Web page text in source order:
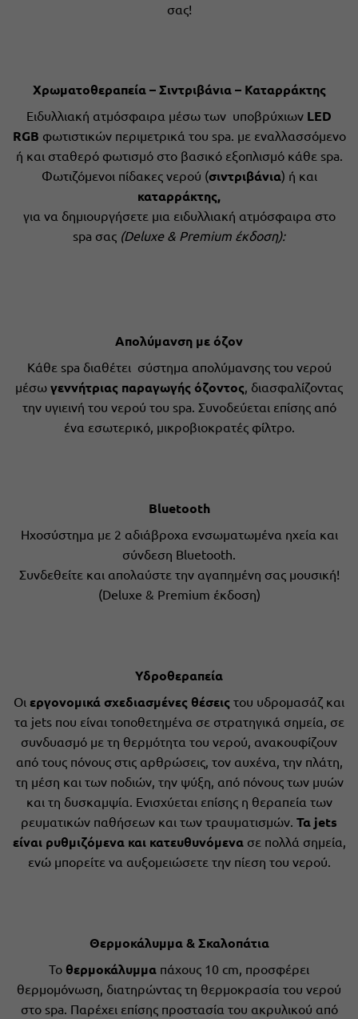
σας!
Χρωματοθεραπεία – Σιντριβάνια – Καταρράκτης
Ειδυλλιακή ατμόσφαιρα μέσω των υποβρύχιων LED
RGB φωτιστικών περιμετρικά του spa. με εναλλασσόμενο
ή και σταθερό φωτισμό στο βασικό εξοπλισμό κάθε spa.
Φωτιζόμενοι πίδακες νερού (σιντριβάνια) ή και
καταρράκτης,
για να δημιουργήσετε μια ειδυλλιακή ατμόσφαιρα στο
spa σας (Deluxe & Premium έκδοση):
Απολύμανση με όζον
Κάθε spa διαθέτει σύστημα απολύμανσης του νερού
μέσω γεννήτριας παραγωγής όζοντος, διασφαλίζοντας
την υγιεινή του νερού του spa. Συνοδεύεται επίσης από
ένα εσωτερικό, μικροβιοκρατές φίλτρο.
Bluetooth
Ηχοσύστημα με 2 αδιάβροχα ενσωματωμένα ηχεία και
σύνδεση Bluetooth.
Συνδεθείτε και απολαύστε την αγαπημένη σας μουσική!
(Deluxe & Premium έκδοση)
Υδροθεραπεία
Οι εργονομικά σχεδιασμένες θέσεις του υδρομασάζ και
τα jets που είναι τοποθετημένα σε στρατηγικά σημεία, σε
συνδυασμό με τη θερμότητα του νερού, ανακουφίζουν
από τους πόνους στις αρθρώσεις, τον αυχένα, την πλάτη,
τη μέση και των ποδιών, την ψύξη, από πόνους των μυών
και τη δυσκαμψία. Ενισχύεται επίσης η θεραπεία των
ρευματικών παθήσεων και των τραυματισμών. Τα jets
είναι ρυθμιζόμενα και κατευθυνόμενα σε πολλά σημεία,
ενώ μπορείτε να αυξομειώσετε την πίεση του νερού.
Θερμοκάλυμμα & Σκαλοπάτια
Το θερμοκάλυμμα πάχους 10 cm, προσφέρει
θερμομόνωση, διατηρώντας τη θερμοκρασία του νερού
στο spa. Παρέχει επίσης προστασία του ακρυλικού από